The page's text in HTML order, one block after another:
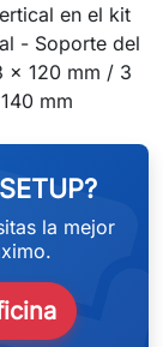
en el kit
- Soporte del
120 mm / 3
mm
la mejor